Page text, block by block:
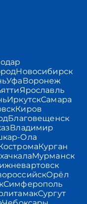
Новосибирск
УфаВоронеж
Ярославль
ИркутскСамара
Киров
Благовещенск
Владимир
Ола
Курган
Мурманск
Орёл
Симферополь
Сургут